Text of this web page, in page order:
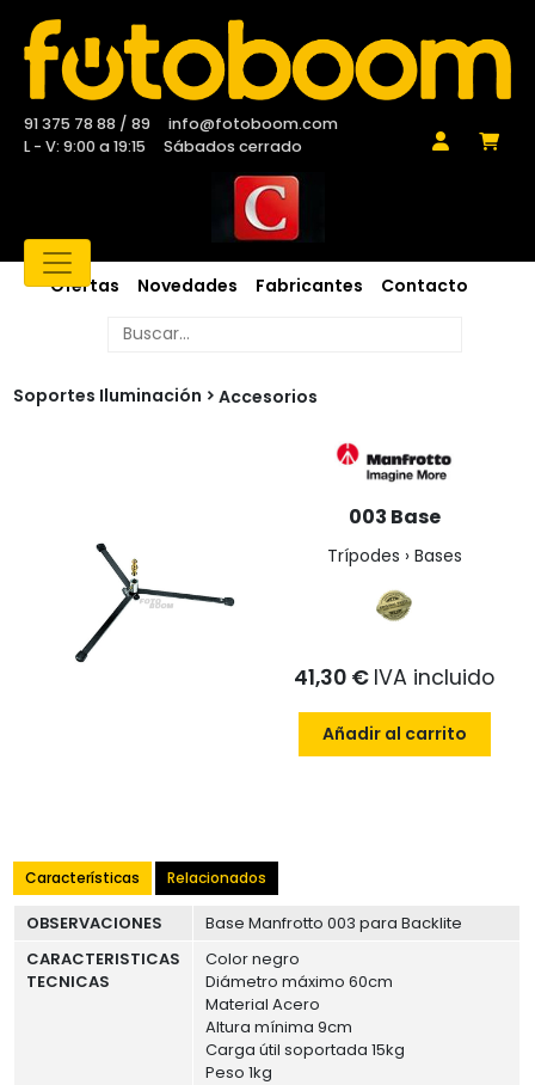
91 375 78 88 / 89
info@fotoboom.com
L - V: 9:00 a 19:15
Sábados cerrado
Ofertas Novedades Fabricantes Contacto
Soportes Iluminación Accesorios
003 Base
Trípodes › Bases
41,30 € IVA incluido
Añadir al carrito
Características Relacionados
OBSERVACIONES
Base Manfrotto 003 para Backlite
CARACTERISTICAS
TECNICAS
Color negro
Diámetro máximo 60cm
Material Acero
Altura mínima 9cm
Carga útil soportada 15kg
Peso 1kg